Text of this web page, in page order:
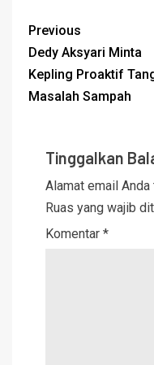
Previous
Dedy Aksyari Minta
Kepling Proaktif
Masalah Sampah
Tinggalkan
Alamat email
Ruas yang wajib
Komentar *